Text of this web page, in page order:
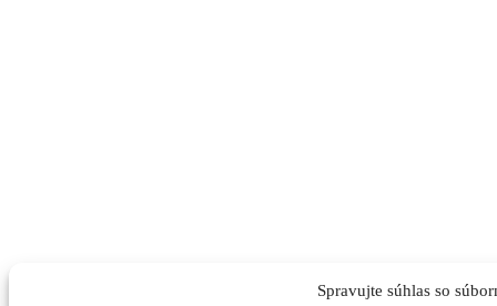
Spravujte súhlas so